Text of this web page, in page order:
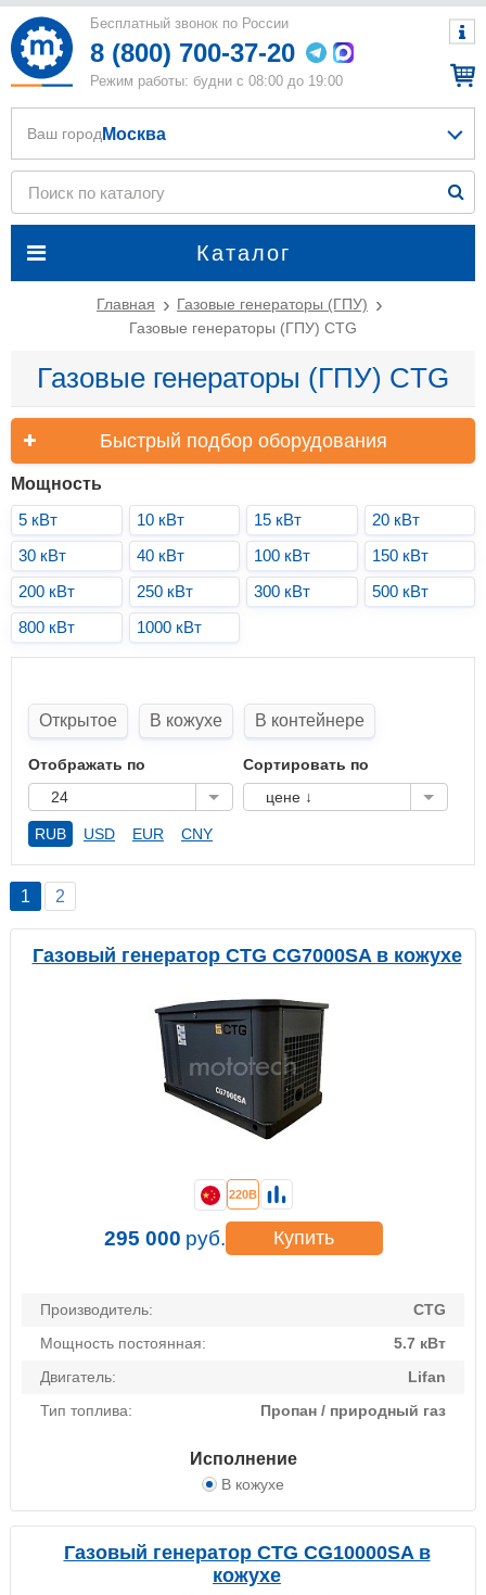
Бесплатный звонок по России
8 (800) 700-37-20
Режим работы: будни с 08:00 до 19:00
Каталог
Ваш город Москва
Главная
Газовые генераторы (ГПУ)
Газовые генераторы (ГПУ) CTG
Газовые генераторы (ГПУ) CTG
Быстрый подбор оборудования
Мощность
5 кВт
10 кВт 15 кВт
20 кВт
30 кВт
40 кВт 100 кВт
150 кВт
200 кВт
250 кВт 300 кВт
500 кВт
800 кВт
1000 кВт
Открытое В кожухе В контейнере
Отображать по
24
Сортировать по
цене ↓
RUB USD EUR CNY
1 2
Газовый генератор CTG CG7000SA в кожухе
Производитель:
CTG
Мощность постоянная:
5.7 кВт
Двигатель:
Lifan
Тип топлива:
Пропан / природный газ
Исполнение
В кожухе
220В
295 000 руб. Купить
Газовый генератор CTG CG10000SA в
кожухе